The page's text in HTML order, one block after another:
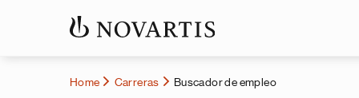
Home Carreras Buscador de empleo